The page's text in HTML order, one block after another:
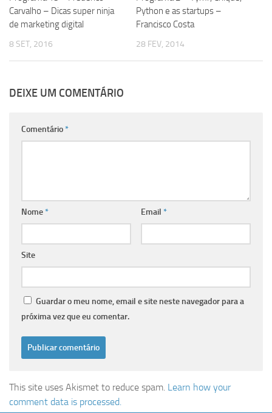
Carvalho – Dicas super ninja
de marketing digital
8 SET, 2016
Python e as startups –
Francisco Costa
28 FEV, 2014
DEIXE UM COMENTÁRIO
Comentário*
Nome* Email *
Site
Guardar o meu nome, email e site neste navegador para a
próxima vez que eu comentar.
This site uses Akismet to reduce spam. Learn how your
comment data is processed.